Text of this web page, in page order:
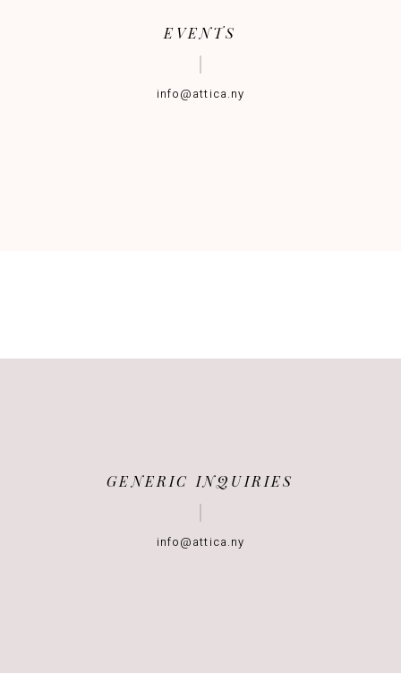
EVENTS
info@attica.ny
GENERIC INQUIRIES
info@attica.ny